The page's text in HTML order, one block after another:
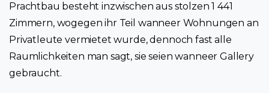
Prachtbau besteht inzwischen aus stolzen 1 441
Zimmern, wogegen ihr Teil wanneer Wohnungen an
Privatleute vermietet wurde, dennoch fast alle
Raumlichkeiten man sagt, sie seien wanneer Gallery
gebraucht.